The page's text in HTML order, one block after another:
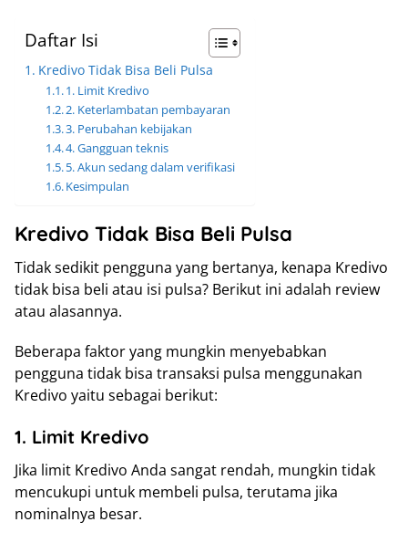
Daftar Isi
Kredivo Tidak Bisa Beli Pulsa
1. Limit Kredivo
2. Keterlambatan pembayaran
3. Perubahan kebijakan
4. Gangguan teknis
5. Akun sedang dalam verifikasi
Kesimpulan
Kredivo Tidak Bisa Beli Pulsa
Tidak sedikit pengguna yang bertanya, kenapa Kredivo
tidak bisa beli atau isi pulsa? Berikut ini adalah review
atau alasannya.
Beberapa faktor yang mungkin menyebabkan
pengguna tidak bisa transaksi pulsa menggunakan
Kredivo yaitu sebagai berikut:
1. Limit Kredivo
Jika limit Kredivo Anda sangat rendah, mungkin tidak
mencukupi untuk membeli pulsa, terutama jika
nominalnya besar.